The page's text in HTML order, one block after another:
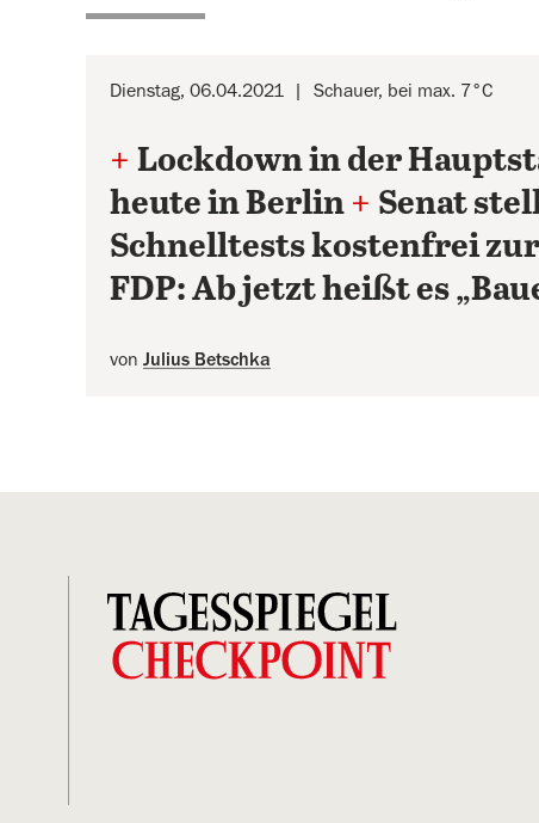
Dienstag, 06.04.2021 Schauer, bei max. 7°C
+ Lockdown in der
heute in Berlin + Senat
Schnelltests kostenfrei
FDP: Ab jetzt heißt es
von Julius Betschka